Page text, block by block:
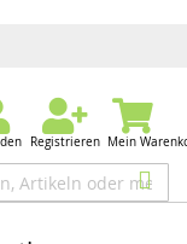
Registrieren Mein